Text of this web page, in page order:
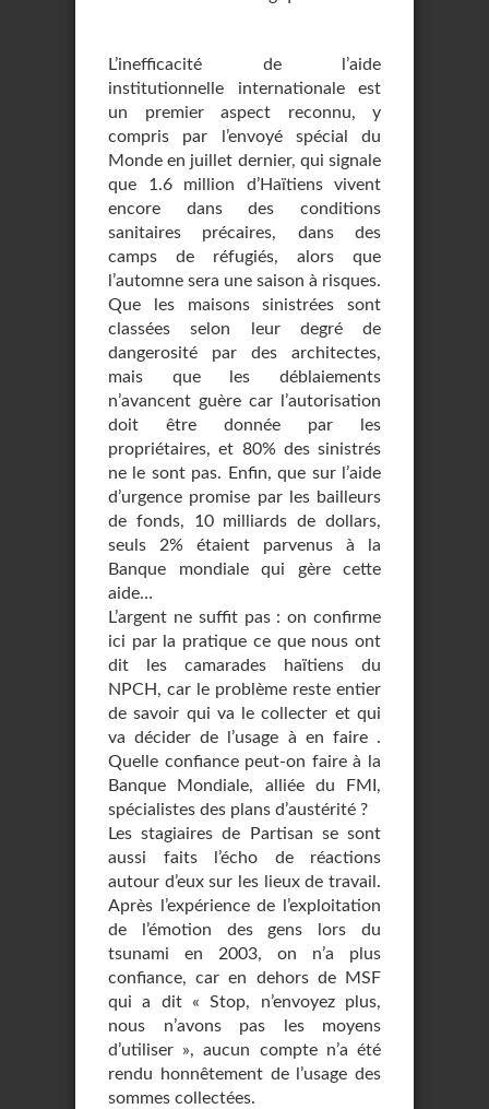
L’inefficacité de l’aide
institutionnelle internationale est
un premier aspect reconnu, y
compris par l’envoyé spécial du
Monde en juillet dernier, qui signale
que 1.6 million d’Haïtiens vivent
encore dans des conditions
sanitaires précaires, dans des
camps de réfugiés, alors que
l’automne sera une saison à risques.
Que les maisons sinistrées sont
classées selon leur degré de
dangerosité par des architectes,
mais que les déblaiements
n’avancent guère car l’autorisation
doit être donnée par les
propriétaires, et 80% des sinistrés
ne le sont pas. Enfin, que sur l’aide
d’urgence promise par les bailleurs
de fonds, 10 milliards de dollars,
seuls 2% étaient parvenus à la
Banque mondiale qui gère cette
aide…
L’argent ne suffit pas : on confirme
ici par la pratique ce que nous ont
dit les camarades haïtiens du
NPCH, car le problème reste entier
de savoir qui va le collecter et qui
va décider de l’usage à en faire .
Quelle confiance peut-on faire à la
Banque Mondiale, alliée du FMI,
spécialistes des plans d’austérité ?
Les stagiaires de Partisan se sont
aussi faits l’écho de réactions
autour d’eux sur les lieux de travail.
Après l’expérience de l’exploitation
de l’émotion des gens lors du
tsunami en 2003, on n’a plus
confiance, car en dehors de MSF
qui a dit « Stop, n’envoyez plus,
nous n’avons pas les moyens
d’utiliser », aucun compte n’a été
rendu honnêtement de l’usage des
sommes collectées.